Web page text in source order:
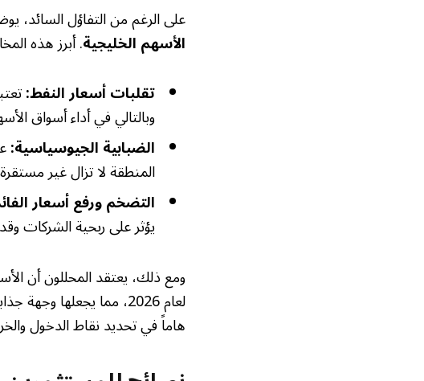
على الرغم من التفاؤل السائد،
الأسهم الخليجية. أبرز هذه
تقلبات أسعار النفط:
وبالتالي في أداء أسواق
الضبابية الجيوسياسية:
المنطقة لا تزال غير
التضخم ورفع أسعار
يؤثر على ربحية الشركات
لعام 2026، مما يجعلها وجهة جذابة للمستثمرين على المدى الطويل.
هاماً في تحديد نقاط الدخول